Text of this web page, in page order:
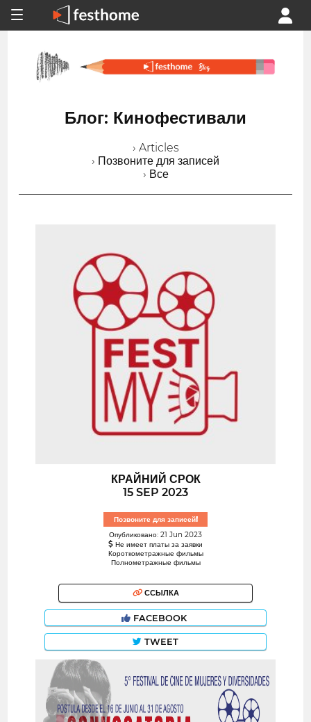
Блог: Кинофестивали
› Articles
› Позвоните для записей
› Все
КРАЙНИЙ СРОК
15 SEP 2023
Позвоните для записей!
Опубликовано: 21 Jun 2023
Не имеет платы за заявки
Короткометражные фильмы
Полнометражные фильмы
ССЫЛКА
FACEBOOK
TWEET